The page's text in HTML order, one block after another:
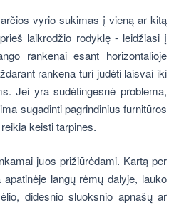
vyrio sukimas į vieną ar kitą
laikrodžio rodyklę - leidžiasi į
rankenai esant horizontalioje
rankena turi judėti laisvai iki
Jei yra sudėtingesnė problema,
sugadinti pagrindinius furnitūros
keisti tarpines.
juos prižiūrėdami. Kartą per
langų rėmų dalyje, lauko
didesnio sluoksnio apnašų ar